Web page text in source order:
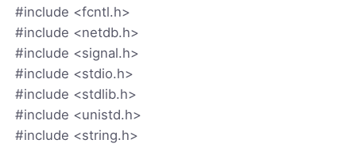
#include <fcntl.h>
#include <netdb.h>
#include <signal.h>
#include <stdio.h>
#include <stdlib.h>
#include <unistd.h>
#include <string.h>